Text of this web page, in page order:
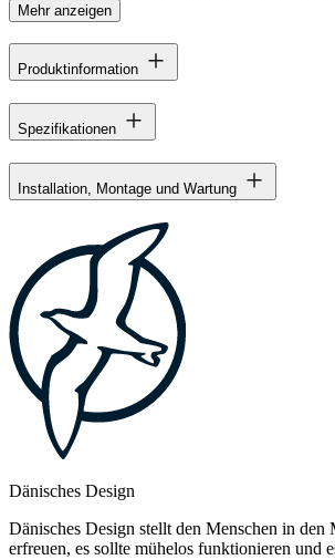
Mehr anzeigen
Produktinformation
Spezifikationen
Installation, Montage und Wartung
Dänisches Design
Dänisches Design stellt den Menschen in
erfreuen, es sollte mühelos funktionieren und